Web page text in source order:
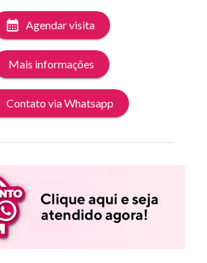
Agendar visita
Mais informações
Contato via Whatsapp